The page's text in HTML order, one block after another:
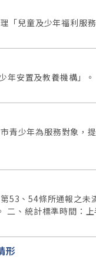
「兒童及少年福利服務
年安置及教養機構」。
青少年為服務對象，
53、54條所通報之
、統計標準時間：
形